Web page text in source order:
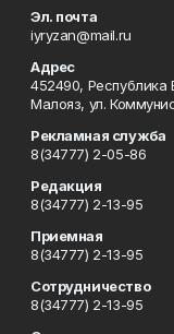
Эл. почта
iyryzan@mail.ru
Адрес
452490, Республика
Малояз, ул.
Рекламная служба
8(34777) 2-05-86
Редакция
8(34777) 2-13-95
Приемная
8(34777) 2-13-95
Сотрудничество
8(34777) 2-13-95